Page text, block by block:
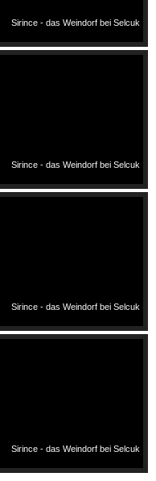
Sirince - das Weindorf bei Selcuk
Sirince - das Weindorf bei Selcuk
Sirince - das Weindorf bei Selcuk
Sirince - das Weindorf bei Selcuk